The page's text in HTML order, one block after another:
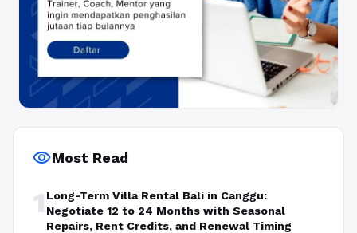
visibilityMost Read
1 Long-Term Villa Rental Bali in Canggu:
Negotiate 12 to 24 Months with Seasonal
Repairs, Rent Credits, and Renewal Timing